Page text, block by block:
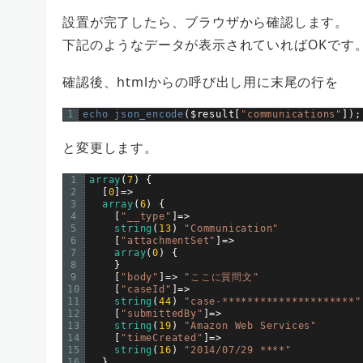
設置が完了したら、ブラウザから確認します。
下記のようなデータが表示されていればOKです
確認後、htmlからの呼び出し用に末尾の行を
1 echo json_encode ( $ result [ "communications" ] ) ;
と変更します。
1
2
3
4
5
6
7
8
9
10
11
12
13
14
15
array ( 7 )
{
[0]=>
array ( 6)
{
[ "__type" ]=>
string ( 13 )
"Communication"
[ "attachmentSet" ]=>
array(0 )
{
}
[ "body" ] =>
"ここに質問文"
[ "caseId" ]=>
string (44 )
"case-*********************"
[ "submittedBy" ]=>
string ( 19 )
"Amazon Web Services"
[ "timeCreated" ]=>
string ( 16 )
"2014/07/29 ****"